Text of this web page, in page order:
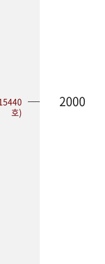
호)
2000